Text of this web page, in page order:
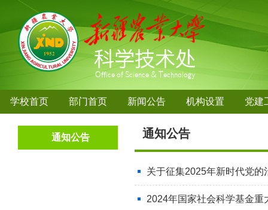
学校首页 部门首页 新闻公告 机构设置 党建
通知公告 通知公告
关于征集2025年新时代党
2024年国家社会科学基金重